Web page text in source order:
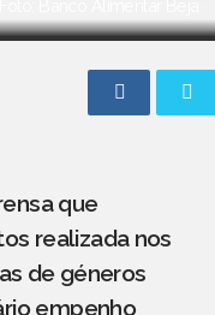
que
realizada nos
de géneros
empenho